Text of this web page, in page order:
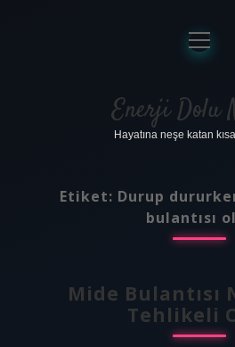
Anasayfa
Gizlilik
Yasal Uyarı
menüyü
aç
Enerji Dolu
Hayatına neşe katan
Etiket: Durup
bulantısı
Mide Bulantısı
Tehlikeli